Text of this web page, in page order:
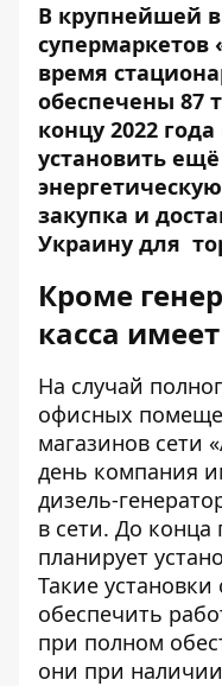
В крупнейшей
супермаркетов
время
обеспечены 87
концу 2022
установить
закупка и
Украину для
Кроме
касса
На случай
офисных
магазинов сети
день компания
дизель-
в сети. До конца
планирует
Такие
обеспечить
при полном
они при